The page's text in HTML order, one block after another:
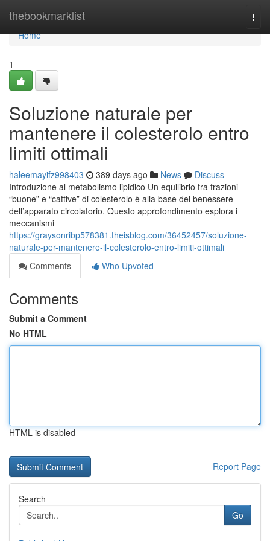
thebookmarklist
Home
Home
1
Soluzione naturale per
mantenere il colesterolo entro
limiti ottimali
haleemayifz998403 389 days ago News
Discuss
Introduzione al metabolismo lipidico Un equilibrio tra frazioni
“buone” e “cattive” di colesterolo è alla base del benessere
dell’apparato circolatorio. Questo approfondimento esplora i
meccanismi
https://graysonribp578381.theisblog.com/36452457/soluzione-
naturale-per-mantenere-il-colesterolo-entro-limiti-ottimali
Comments
Who Upvoted
Comments
Submit a Comment
No HTML
HTML is disabled
Report Page
Search
Go